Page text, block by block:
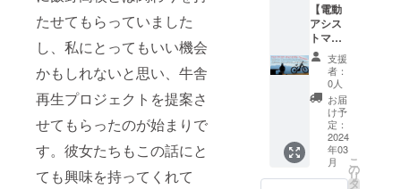
たせてもらっていました
し、私にとってもいい機会
かもしれないと思い、牛舎
再生プロジェクトを提案さ
せてもらったのが始まりで
す。彼女たちもこの話にと
ても興味を持ってくれて
月頃
時間は1
時間程
度 ※後
ほど
メール
にてご
連絡さ
せてい
ただ
き、日
材：木
サイ
ズ：高
さ約
30cm
幅約
48cm
奥行き
約32cm
キッチ
ンカー
もあり
ますの
で人気
のス
イーツ
をその
場で楽
しむこ
ともで
きます♪
オー
す！！
こだわ
りの康
卵で作
られた
「たま
ごバ
ター」
は濃厚
なのに
スッキ
リした
味わ
【電動
アシス
トマウ
ンテン
バイク
で行く
えびの
サイク
リング
（ナ
チョの
ガイド
付
支援
者：
0人
お届
け予
定：
2024
年03
月
こ
の
リ
タ